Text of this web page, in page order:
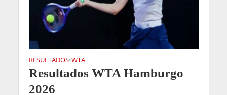
RESULTADOS•WTA
Resultados WTA Hamburgo
2026